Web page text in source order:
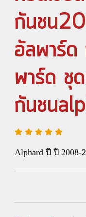
กันชน
อัลพาร์ด
พาร์ด ชุ
กันชน
Alphard ปี ปี 2008-